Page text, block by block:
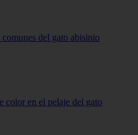
del gato abisinio
color en el pelaje del gato